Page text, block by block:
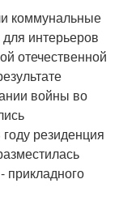
коммунальные
интерьеров
отечественной
войны во
резиденция
прикладного